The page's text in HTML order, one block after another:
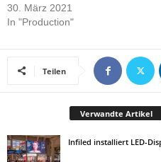
30. März 2021
In "Production"
Teilen
Verwandte Artikel
Infiled installiert LED-